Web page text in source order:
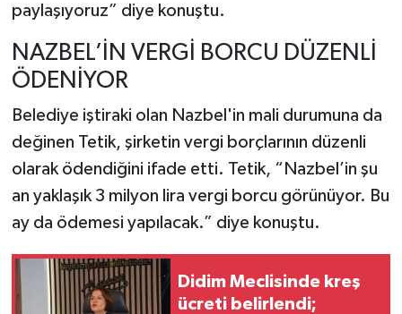
paylaşıyoruz” diye konuştu.
NAZBEL’İN VERGİ BORCU DÜZENLİ
ÖDENİYOR
Belediye iştiraki olan Nazbel'in mali durumuna da
değinen Tetik, şirketin vergi borçlarının düzenli
olarak ödendiğini ifade etti. Tetik, “Nazbel’in şu
an yaklaşık 3 milyon lira vergi borcu görünüyor. Bu
ay da ödemesi yapılacak.” diye konuştu.
Didim Meclisinde kreş
ücreti belirlendi;